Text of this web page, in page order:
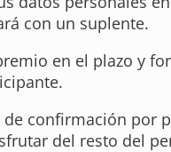
con un suplente.
en el plazo y
confirmación por
del resto del